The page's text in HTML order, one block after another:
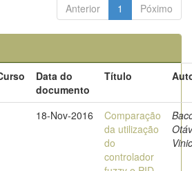
Anterior 1 Póximo
Data do
documento
Título
18-Nov-2016
Comparação
da utilização
do
controlador